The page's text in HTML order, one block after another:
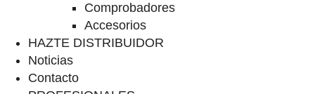
Comprobadores
Accesorios
HAZTE DISTRIBUIDOR
Noticias
Contacto